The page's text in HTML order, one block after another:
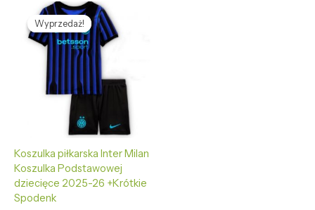
Wyprzedaż!
Wyprzedaż!
Koszulka piłkarska Inter Milan
Koszulka Podstawowej
dziecięce 2025-26 +Krótkie
Spodenk
Pierwotna
cena
wynosiła:
469,89 zł.
Aktualna
cena
wynosi:
127,65 zł.